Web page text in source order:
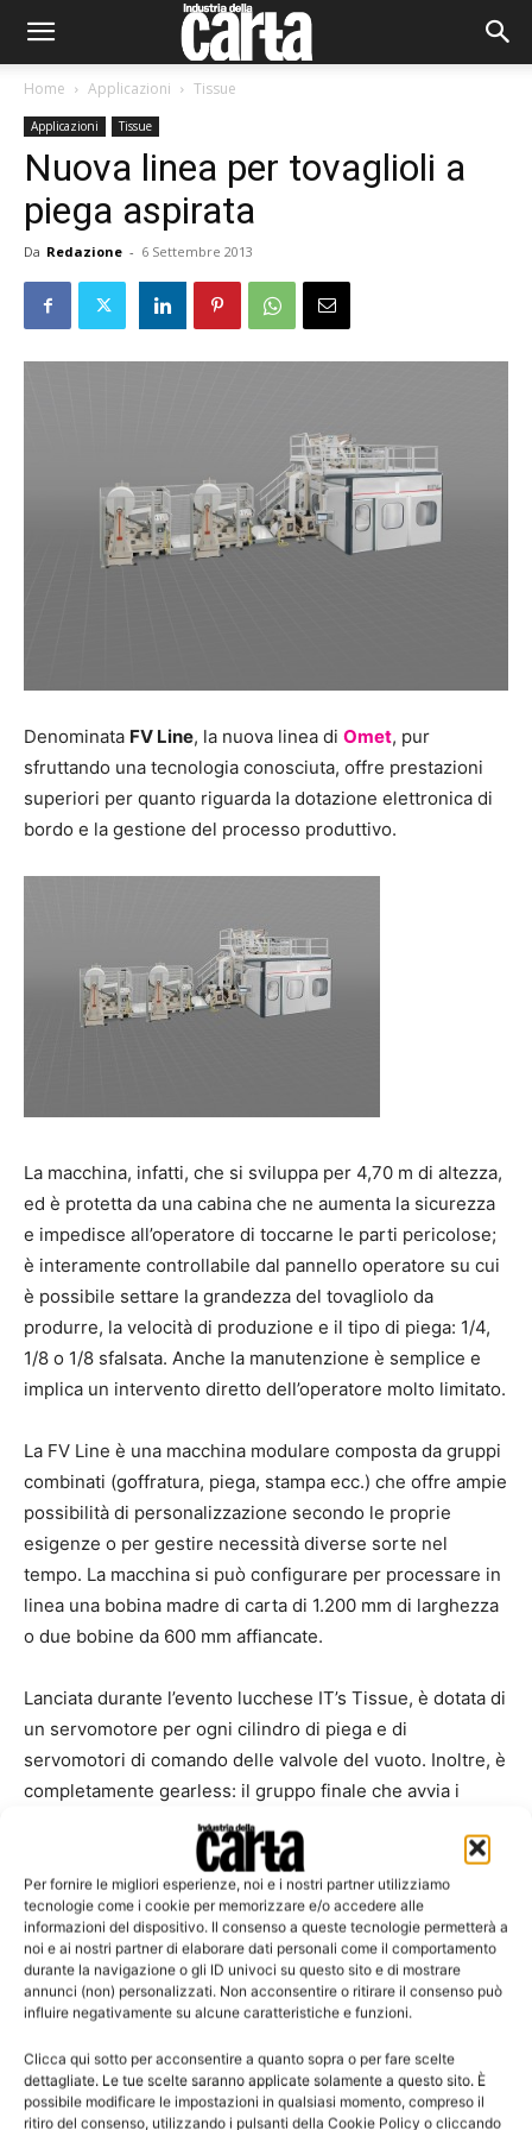
Per fornire le migliori esperienze, noi e i nostri partner utilizziamo
tecnologie come i cookie per memorizzare e/o accedere alle
informazioni del dispositivo. Il consenso a queste tecnologie permetterà a
noi e ai nostri partner di elaborare dati personali come il comportamento
durante la navigazione o gli ID univoci su questo sito e di mostrare
annunci (non) personalizzati. Non acconsentire o ritirare il consenso può
influire negativamente su alcune caratteristiche e funzioni.
Clicca qui sotto per acconsentire a quanto sopra o per fare scelte
dettagliate. Le tue scelte saranno applicate solamente a questo sito. È
possibile modificare le impostazioni in qualsiasi momento, compreso il
ritiro del consenso, utilizzando i pulsanti della Cookie Policy o cliccando
Home Applicazioni Tissue
Applicazioni Tissue
Nuova linea per tovaglioli a
piega aspirata
Da Redazione - 6 Settembre 2013
Denominata FV Line, la nuova linea di Omet, pur
sfruttando una tecnologia conosciuta, offre prestazioni
superiori per quanto riguarda la dotazione elettronica di
bordo e la gestione del processo produttivo.
La macchina, infatti, che si sviluppa per 4,70 m di altezza,
ed è protetta da una cabina che ne aumenta la sicurezza
e impedisce all’operatore di toccarne le parti pericolose;
è interamente controllabile dal pannello operatore su cui
è possibile settare la grandezza del tovagliolo da
produrre, la velocità di produzione e il tipo di piega: 1/4,
1/8 o 1/8 sfalsata. Anche la manutenzione è semplice e
implica un intervento diretto dell’operatore molto limitato.
La FV Line è una macchina modulare composta da gruppi
combinati (goffratura, piega, stampa ecc.) che offre ampie
possibilità di personalizzazione secondo le proprie
esigenze o per gestire necessità diverse sorte nel
tempo. La macchina si può configurare per processare in
linea una bobina madre di carta di 1.200 mm di larghezza
o due bobine da 600 mm affiancate.
Lanciata durante l’evento lucchese IT’s Tissue, è dotata di
un servomotore per ogni cilindro di piega e di
servomotori di comando delle valvole del vuoto. Inoltre, è
completamente gearless: il gruppo finale che avvia i
tovaglioli alla macchina confezionatrice è configurato con
ruote a stella che assicurano il perfetto impilamento del
prodotto, anche alle alte velocità. L’impilatore posto sotto
le ruote a stella include un sistema di smaltimento
automatico degli scarti che evita che l’operatore possa
intervenire sulla macchina in prima persona.
20×20 cm al 30×30 cm ed essere accoppiata a macchine
confezionatrici di varie tipologie. La velocità massima che